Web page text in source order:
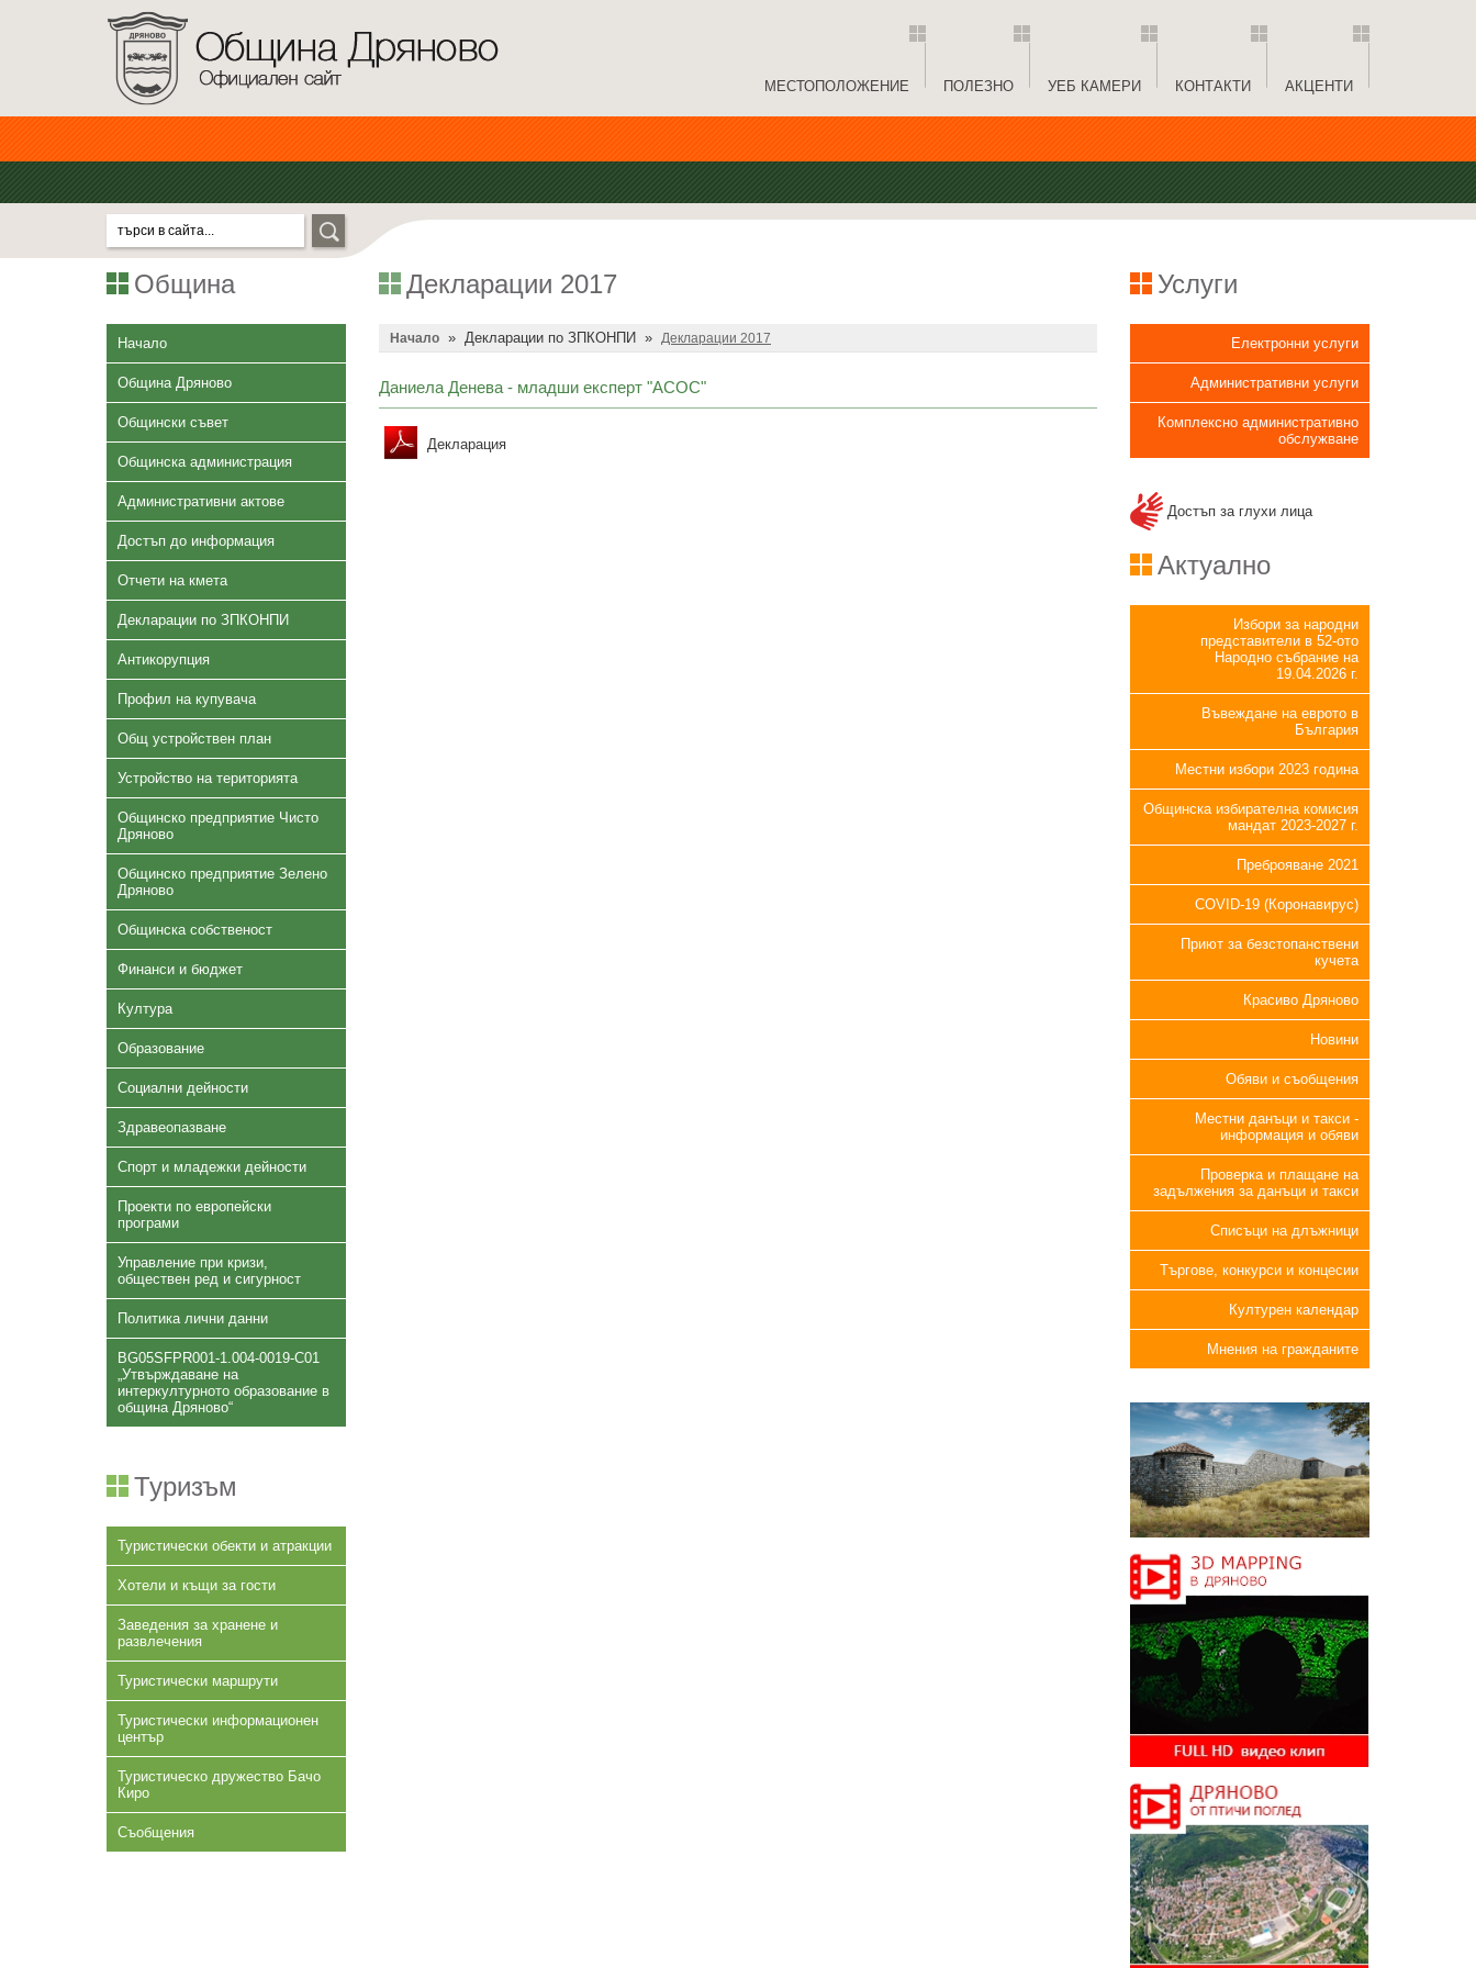
МЕСТОПОЛОЖЕНИЕ ПОЛЕЗНО УЕБ КАМЕРИ КОНТАКТИ АКЦЕНТИ
Община
Начало
Община Дряново
Общински съвет
Общинска администрация
Административни актове
Достъп до информация
Отчети на кмета
Декларации по ЗПКОНПИ
Антикорупция
Профил на купувача
Общ устройствен план
Устройство на територията
Общинско предприятие Чисто
Дряново
Общинско предприятие Зелено
Дряново
Общинска собственост
Финанси и бюджет
Култура
Образование
Социални дейности
Здравеопазване
Спорт и младежки дейности
Проекти по европейски
програми
Управление при кризи,
обществен ред и сигурност
Политика лични данни
BG05SFPR001-1.004-0019-C01
„Утвърждаване на
интеркултурното образование в
община Дряново“
Туризъм
Туристически обекти и атракции
Хотели и къщи за гости
Заведения за хранене и
развлечения
Туристически маршрути
Туристически информационен
център
Туристическо дружество Бачо
Киро
Съобщения
Декларации 2017
Начало » Декларации по ЗПКОНПИ » Декларации 2017
Даниела Денева - младши експерт "АСОС"
Декларация
Услуги
Електронни услуги
Административни услуги
Комплексно административно
обслужване
Достъп за глухи лица
Актуално
Избори за народни
представители в 52-ото
Народно събрание на
19.04.2026 г.
Въвеждане на еврото в
България
Местни избори 2023 година
Общинска избирателна комисия
мандат 2023-2027 г.
Преброяване 2021
COVID-19 (Коронавирус)
Приют за безстопанствени
кучета
Красиво Дряново
Новини
Обяви и съобщения
Местни данъци и такси -
информация и обяви
Проверка и плащане на
задължения за данъци и такси
Списъци на длъжници
Търгове, конкурси и концесии
Културен календар
Мнения на гражданите